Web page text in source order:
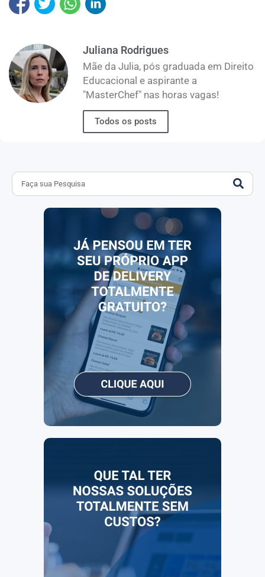
Juliana Rodrigues
Mãe da Julia, pós graduada em Direito
Educacional e aspirante a
"MasterChef" nas horas vagas!
Todos os posts